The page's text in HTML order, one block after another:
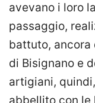
avevano i loro
passaggio,
battuto, ancora
di Bisignano e
artigiani,